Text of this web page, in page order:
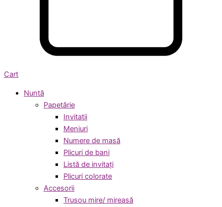
Cart
Nuntă
Papetărie
Invitatii
Meniuri
Numere de masă
Plicuri de bani
Listă de invitați
Plicuri colorate
Accesorii
Trusou mire/ mireasă